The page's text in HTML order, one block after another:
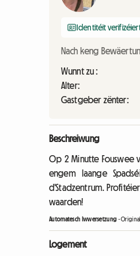
Identitéit
Nach keng
Wunnt zu :
Alter:
Gastgeber zënter:
Beschreiwung
Op 2 Minutte Fouswee
engem laange
d'Stadzentrum.
waarden!
Automatesch Iwwersetzung -
Logement